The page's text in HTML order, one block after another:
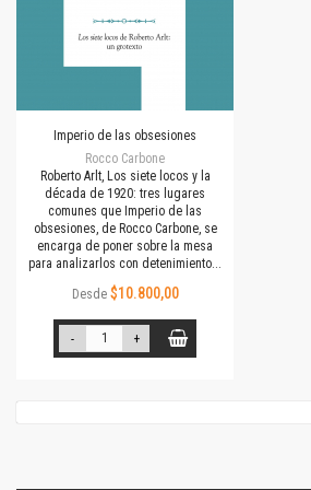
Imperio de las obsesiones
Rocco Carbone
Roberto Arlt, Los siete locos y la
década de 1920: tres lugares
comunes que Imperio de las
obsesiones, de Rocco Carbone, se
encarga de poner sobre la mesa
para analizarlos con detenimiento...
Desde $10.800,00
- +